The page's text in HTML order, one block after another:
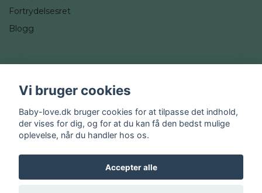
Fortrydelsesret
Blogg
Instagram
Vi bruger cookies
Baby-love.dk bruger cookies for at tilpasse det indhold,
der vises for dig, og for at du kan få den bedst mulige
oplevelse, når du handler hos os.
Accepter alle